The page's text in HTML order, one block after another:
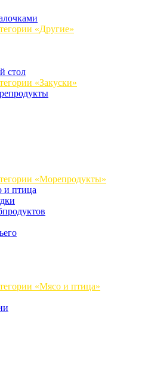
«Другие»
стол
«Закуски»
«Морепродукты»
и птица
«Мясо и птица»